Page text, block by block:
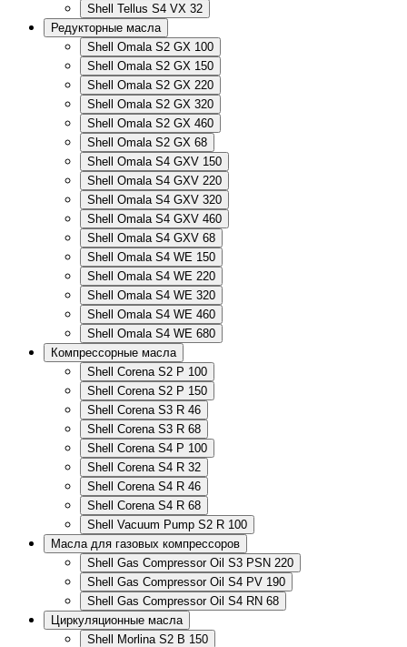
Shell Tellus S4 VX 32
Редукторные масла
Shell Omala S2 GX 100
Shell Omala S2 GX 150
Shell Omala S2 GX 220
Shell Omala S2 GX 320
Shell Omala S2 GX 460
Shell Omala S2 GX 68
Shell Omala S4 GXV 150
Shell Omala S4 GXV 220
Shell Omala S4 GXV 320
Shell Omala S4 GXV 460
Shell Omala S4 GXV 68
Shell Omala S4 WE 150
Shell Omala S4 WE 220
Shell Omala S4 WE 320
Shell Omala S4 WE 460
Shell Omala S4 WE 680
Компрессорные масла
Shell Corena S2 P 100
Shell Corena S2 P 150
Shell Corena S3 R 46
Shell Corena S3 R 68
Shell Corena S4 P 100
Shell Corena S4 R 32
Shell Corena S4 R 46
Shell Corena S4 R 68
Shell Vacuum Pump S2 R 100
Масла для газовых компрессоров
Shell Gas Compressor Oil S3 PSN 220
Shell Gas Compressor Oil S4 PV 190
Shell Gas Compressor Oil S4 RN 68
Циркуляционные масла
Shell Morlina S2 B 150